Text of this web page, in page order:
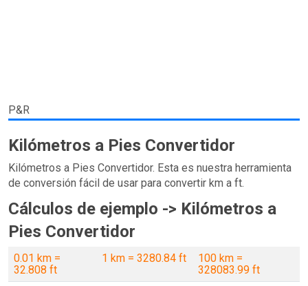
P&R
Kilómetros a Pies Convertidor
Kilómetros a Pies Convertidor. Esta es nuestra herramienta
de conversión fácil de usar para convertir km a ft.
Cálculos de ejemplo -> Kilómetros a
Pies Convertidor
0.01 km =
32.808 ft
1 km = 3280.84 ft
100 km =
328083.99 ft